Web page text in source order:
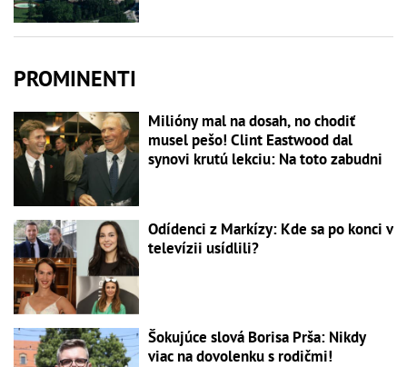
PROMINENTI
Milióny mal na dosah, no chodiť
musel pešo! Clint Eastwood dal
synovi krutú lekciu: Na toto zabudni
Odídenci z Markízy: Kde sa po konci v
televízii usídlili?
Šokujúce slová Borisa Prša: Nikdy
viac na dovolenku s rodičmi!